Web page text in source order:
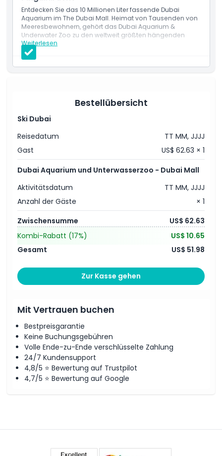
Entdecken Sie das 10 Millionen Liter fassende Dubai
Aquarium im The Dubai Mall. Heimat von Tausenden von
Meeresbewohnern, gehört das Dubai Aquarium &
Underwater Zoo zu den weltweit größten hängenden
Aquarien.
Weiterlesen
Leistungen
Aquariumtunnel
Bestellübersicht
Ski Dubai
Reisedatum
TT MM, JJJJ
Gast
US$ 62.63 × 1
Dubai Aquarium und Unterwasserzoo - Dubai Mall
Aktivitätsdatum
TT MM, JJJJ
Anzahl der Gäste
× 1
Zwischensumme
US$ 62.63
Kombi-Rabatt (17%)
US$ 10.65
Gesamt
US$ 51.98
Zur Kasse gehen
Mit Vertrauen buchen
Bestpreisgarantie
Keine Buchungsgebühren
Volle Ende-zu-Ende verschlüsselte Zahlung
24/7 Kundensupport
4,8/5 ⭐ Bewertung auf Trustpilot
4,7/5 ⭐ Bewertung auf Google